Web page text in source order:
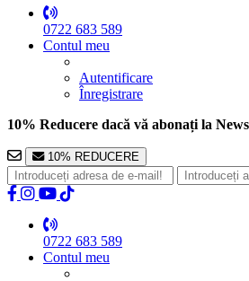
0722 683 589
Contul meu
Autentificare
Înregistrare
10% Reducere dacă vă abonați la
10% REDUCERE
0722 683 589
Contul meu